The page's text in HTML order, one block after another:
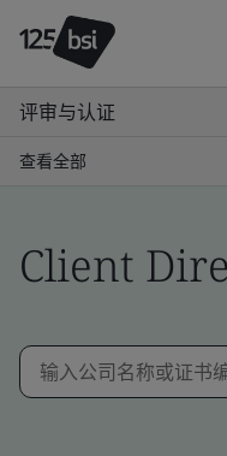
评审与认证
查看全部
Client